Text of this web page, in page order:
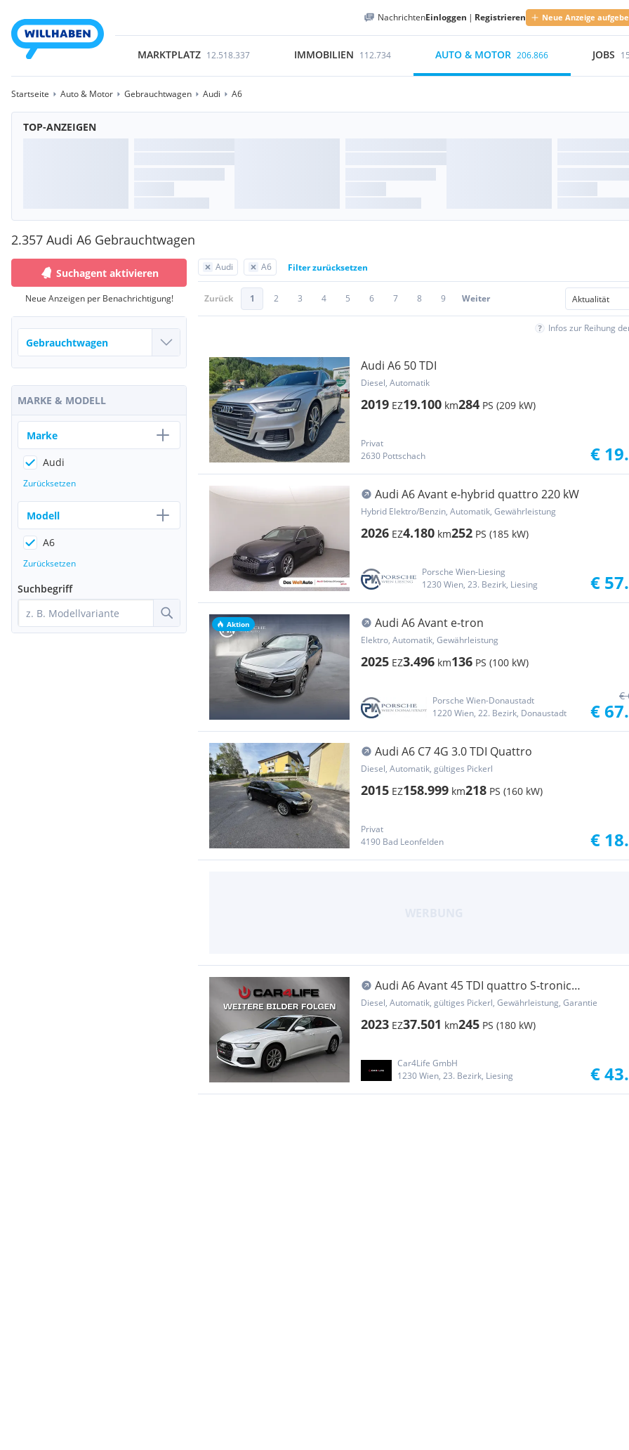
NachrichtenEinloggen | Registrieren Neue Anzeige
MARKTPLATZ 12.518.337 IMMOBILIEN 112.734 AUTO & MOTOR 206.866 JOBS
Startseite Auto & Motor Gebrauchtwagen Audi A6
TOP-ANZEIGEN
2.357 Audi A6 Gebrauchtwagen
Audi A6 Filter zurücksetzen
Zurück 1 2 3 4 5 6 7 8 9 Weiter
Infos zur Reihung
Audi A6 50 TDI
Diesel, Automatik
2019 EZ19.100 km284 PS (209 kW)
Privat
2630 Pottschach
€
Audi A6 Avant e-hybrid quattro 220 kW
Hybrid Elektro/Benzin, Automatik, Gewährleistung
2026 EZ4.180 km252 PS (185 kW)
Porsche Wien-Liesing
1230 Wien, 23. Bezirk, Liesing
€
Aktion Audi A6 Avant e-tron
Elektro, Automatik, Gewährleistung
2025 EZ3.496 km136 PS (100 kW)
Porsche Wien-Donaustadt
1220 Wien, 22. Bezirk, Donaustadt
€
€
Audi A6 C7 4G 3.0 TDI Quattro
Diesel, Automatik, gültiges Pickerl
2015 EZ158.999 km218 PS (160 kW)
Privat
4190 Bad Leonfelden
€
Audi A6 Avant 45 TDI quattro S-tronic
*Standheizung*...
Diesel, Automatik, gültiges Pickerl, Gewährleistung, Garantie
2023 EZ37.501 km245 PS (180 kW)
Car4Life GmbH
1230 Wien, 23. Bezirk, Liesing
€
Suchagent aktivieren
Neue Anzeigen per Benachrichtigung!
MARKE & MODELL
Marke
Audi
Zurücksetzen
Modell
A6
Zurücksetzen
Suchbegriff